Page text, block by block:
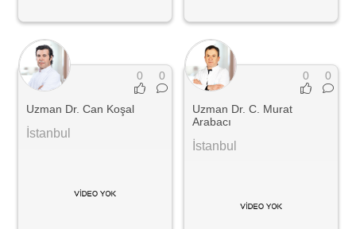
0 0
Uzman Dr. Can Koşal
İstanbul
0 0
Uzman Dr. C. Murat
Arabacı
İstanbul